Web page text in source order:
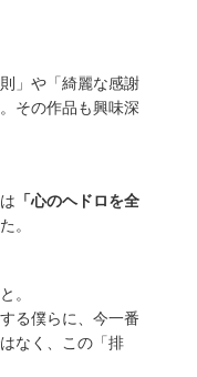
」や「綺麗な感謝
その作品も興味深
「心のヘドロを全
。
。
る僕らに、今一番
なく、この「排